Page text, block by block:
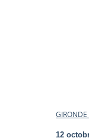
12